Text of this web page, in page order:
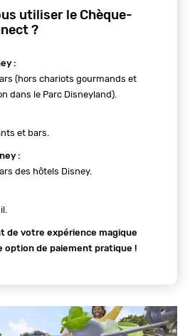
utiliser le Chèque-
?
:
(hors chariots gourmands et
dans le Parc Disneyland).
et bars.
:
des hôtels Disney.
de votre expérience magique
option de paiement pratique !